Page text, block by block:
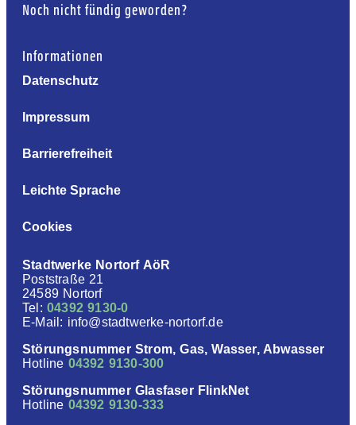
Noch nicht fündig geworden?
Informationen
Datenschutz
Impressum
Barrierefreiheit
Leichte Sprache
Cookies
Stadtwerke Nortorf AöR
Poststraße 21
24589 Nortorf
Tel: 04392 9130-0
E-Mail: info@stadtwerke-nortorf.de
Störungsnummer Strom, Gas, Wasser, Abwasser
Hotline 04392 9130-300
Störungsnummer Glasfaser FlinkNet
Hotline 04392 9130-333